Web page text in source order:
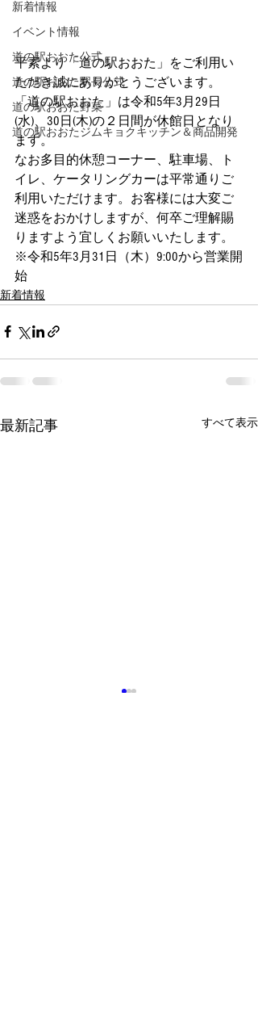
新着情報
イベント情報
道の駅おおた公式
道の駅おおた駅長公式
道の駅おおた野菜
道の駅おおたジムキョクキッチン＆商品開発
平素より「道の駅おおた」をご利用い
ただき誠にありがとうございます。
「道の駅おおた」は令和5年3月29日
(水)、30日(木)の２日間が休館日となり
ます。
なお多目的休憩コーナー、駐車場、ト
イレ、ケータリングカーは平常通りご
利用いただけます。お客様には大変ご
迷惑をおかけしますが、何卒ご理解賜
りますよう宜しくお願いいたします。
※令和5年3月31日（木）9:00から営業開
始
新着情報
最新記事 すべて表示